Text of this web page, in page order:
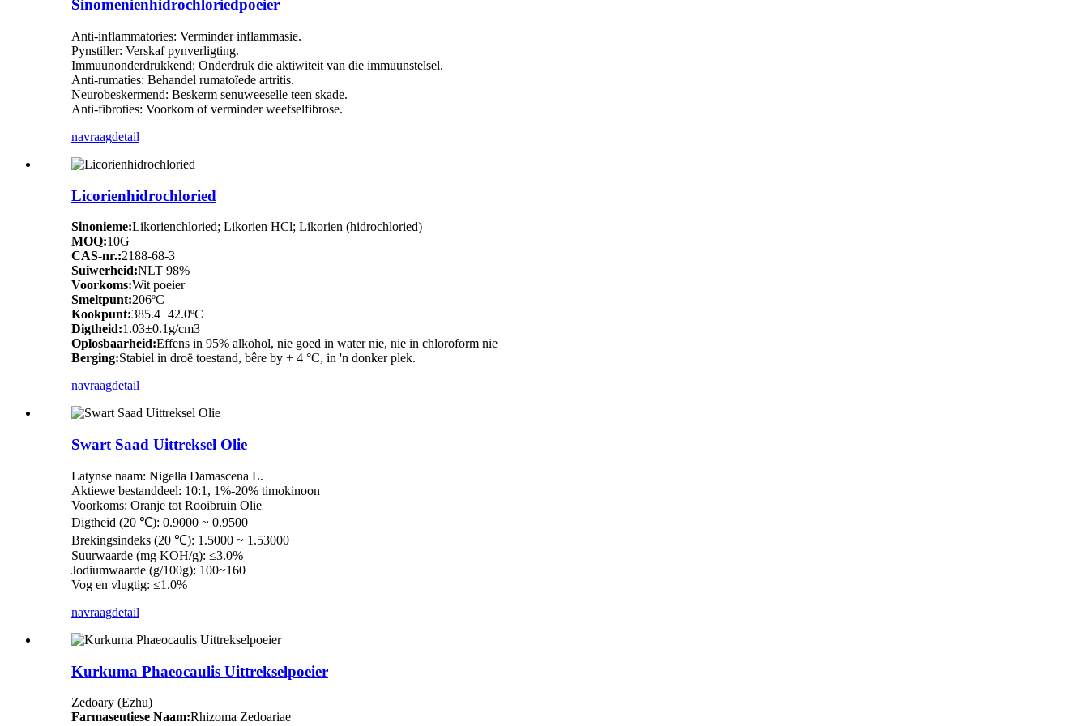
Sinomenienhidrochloriedpoeier
Anti-inflammatories: Verminder inflammasie.
Pynstiller: Verskaf pynverligting.
Immuunonderdrukkend: Onderdruk die aktiwiteit van die immuunstelsel.
Anti-rumaties: Behandel rumatoïede artritis.
Neurobeskermend: Beskerm senuweeselle teen skade.
Anti-fibroties: Voorkom of verminder weefselfibrose.
navraagdetail
Licorienhidrochloried
Sinonieme:Likorienchloried; Likorien HCl; Likorien (hidrochloried)
MOQ:10G
CAS-nr.:2188-68-3
Suiwerheid:NLT 98%
Voorkoms:Wit poeier
Smeltpunt:206ºC
Kookpunt:385.4±42.0ºC
Digtheid:1.03±0.1g/cm3
Oplosbaarheid:Effens in 95% alkohol, nie goed in water nie, nie in chloroform nie
Berging:Stabiel in droë toestand, bêre by + 4 °C, in 'n donker plek.
navraagdetail
Swart Saad Uittreksel Olie
Latynse naam: Nigella Damascena L.
Aktiewe bestanddeel: 10:1, 1%-20% timokinoon
Voorkoms: Oranje tot Rooibruin Olie
Digtheid (20 ℃): 0.9000 ~ 0.9500
Brekingsindeks (20 ℃): 1.5000 ~ 1.53000
Suurwaarde (mg KOH/g): ≤3.0%
Jodiumwaarde (g/100g): 100~160
Vog en vlugtig: ≤1.0%
navraagdetail
Kurkuma Phaeocaulis Uittrekselpoeier
Zedoary (Ezhu)
Farmaseutiese Naam:Rhizoma Zedoariae